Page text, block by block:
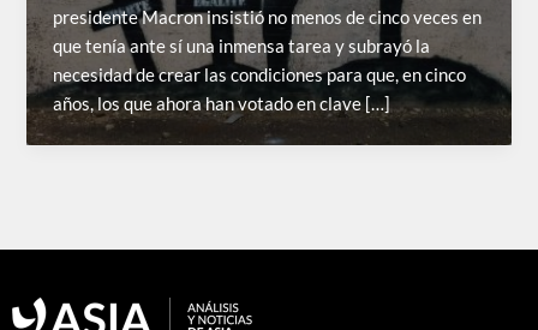
presidente Macron insistió no menos de cinco veces en
que tenía ante sí una inmensa tarea y subrayó la
necesidad de crear las condiciones para que, en cinco
años, los que ahora han votado en clave […]